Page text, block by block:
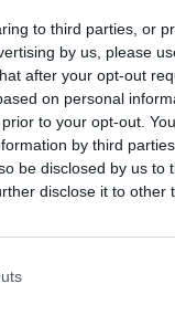
to third parties, or
by us, please
after your opt-out
on personal
to your opt-out.
by third
be disclosed by us to
disclose it to other
in onda sulle reti
il
del
atlantica. "Non
con
conduttore